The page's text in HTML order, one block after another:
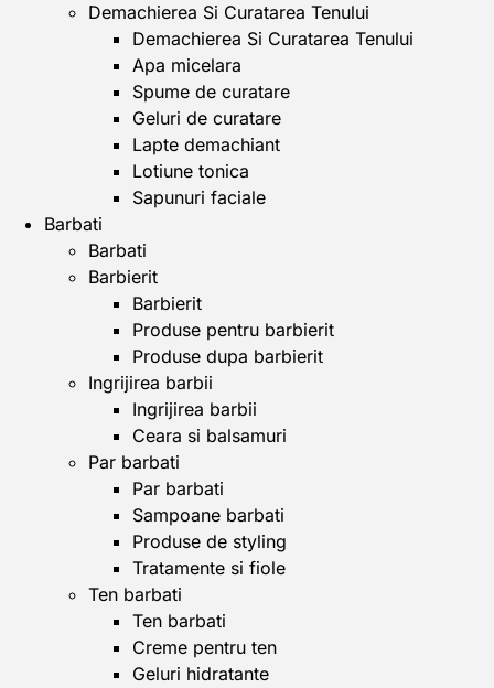
Demachierea Si Curatarea Tenului
Demachierea Si Curatarea Tenului
Apa micelara
Spume de curatare
Geluri de curatare
Lapte demachiant
Lotiune tonica
Sapunuri faciale
Barbati
Barbati
Barbierit
Barbierit
Produse pentru barbierit
Produse dupa barbierit
Ingrijirea barbii
Ingrijirea barbii
Ceara si balsamuri
Par barbati
Par barbati
Sampoane barbati
Produse de styling
Tratamente si fiole
Ten barbati
Ten barbati
Creme pentru ten
Geluri hidratante